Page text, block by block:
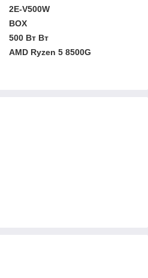
2E-V500W
BOX
500 Вт Вт
AMD Ryzen 5 8500G